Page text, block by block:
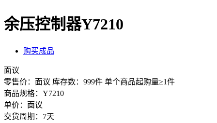
余压控制器Y7210
购买成品
面议
零售价：面议 库存数：999件 单个商品起购量≥1件
商品规格：Y7210
单价：面议
交货周期：7天